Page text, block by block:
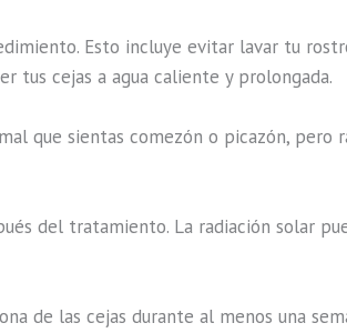
Esto incluye evitar lavar tu
tus cejas a agua caliente y prolongada.
que sientas comezón o picazón, pero
del tratamiento. La radiación solar
de las cejas durante al menos una